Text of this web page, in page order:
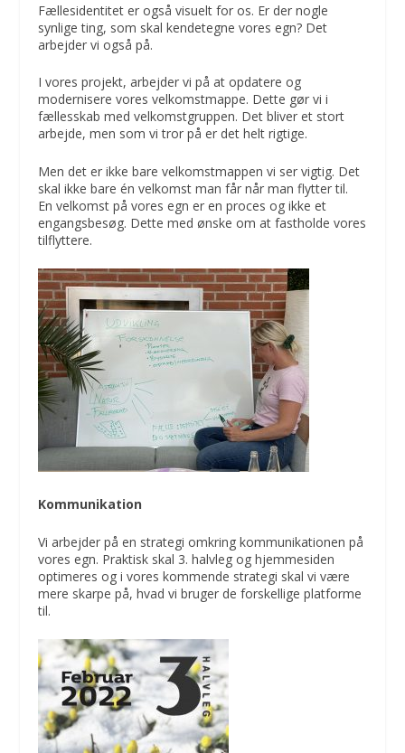
Fællesidentitet er også visuelt for os. Er der nogle
synlige ting, som skal kendetegne vores egn? Det
arbejder vi også på.
I vores projekt, arbejder vi på at opdatere og
modernisere vores velkomstmappe. Dette gør vi i
fællesskab med velkomstgruppen. Det bliver et stort
arbejde, men som vi tror på er det helt rigtige.
Men det er ikke bare velkomstmappen vi ser vigtig. Det
skal ikke bare én velkomst man får når man flytter til.
En velkomst på vores egn er en proces og ikke et
engangsbesøg. Dette med ønske om at fastholde vores
tilflyttere.
Kommunikation
Vi arbejder på en strategi omkring kommunikationen på
vores egn. Praktisk skal 3. halvleg og hjemmesiden
optimeres og i vores kommende strategi skal vi være
mere skarpe på, hvad vi bruger de forskellige platforme
til.